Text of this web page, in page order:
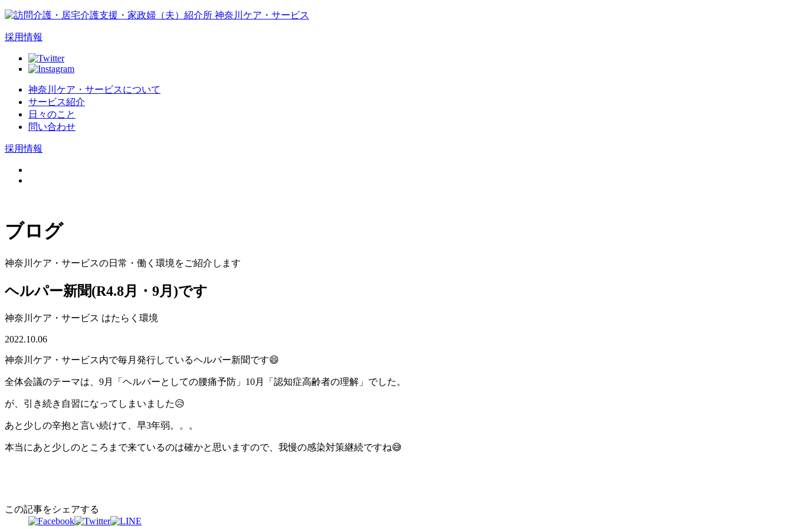
採用情報
神奈川ケア・サービスについて
サービス紹介
日々のこと
問い合わせ
採用情報
ブログ
神奈川ケア・サービスの日常・働く環境をご紹介します
ヘルパー新聞(R4.8月・9月)です
神奈川ケア・サービス はたらく環境
2022.10.06
神奈川ケア・サービス内で毎月発行しているヘルパー新聞です😄
全体会議のテーマは、9月「ヘルパーとしての腰痛予防」10月「認知症高齢者の理解」でした。
が、引き続き自習になってしまいました😥
あと少しの辛抱と言い続けて、早3年弱。。。
本当にあと少しのところまで来ているのは確かと思いますので、我慢の感染対策継続ですね😅
この記事をシェアする